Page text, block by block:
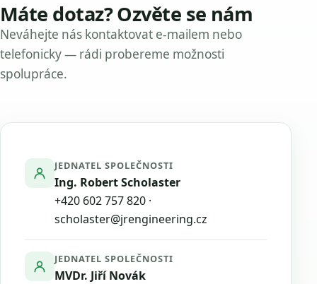
Máte dotaz? Ozvěte se nám
Neváhejte nás kontaktovat e-mailem nebo
telefonicky — rádi probereme možnosti
spolupráce.
JEDNATEL SPOLEČNOSTI
Ing. Robert Scholaster
+420 602 757 820 ·
scholaster@jrengineering.cz
JEDNATEL SPOLEČNOSTI
MVDr. Jiří Novák